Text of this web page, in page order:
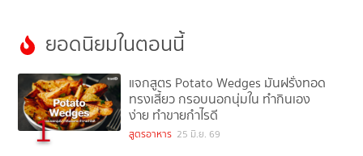
ยอดนิยมในตอนนี้
1
แจกสูตร Potato Wedges มันฝรั่งทอด
ทรงเสี้ยว กรอบนอกนุ่มใน ทำกินเอง
ง่าย ทำขายกำไรดี
สูตรอาหาร 25 มิ.ย. 69